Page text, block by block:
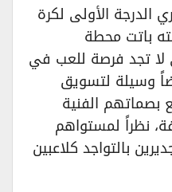
الدرجة الأولى لكرة
باتت محطة
لا تجد فرصة للعب في
وسيلة لتسويق
بصماتهم الفنية
نظراً لمستواهم
بالتواجد كلاعبين